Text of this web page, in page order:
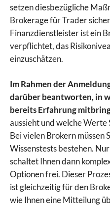
setzen diesbezügliche
Brokerage für Trader
Finanzdienstleister ist ein
verpflichtet, das
einzuschätzen.
Im Rahmen der
darüber beantworten, in
bereits Erfahrung
aussieht und welche Werte
Bei vielen Brokern müssen
Wissenstests bestehen.
schaltet Ihnen dann
Optionen frei. Dieser
ist gleichzeitig für den
wie Ihnen eine Mitteilung